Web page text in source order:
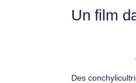
Un film
Des